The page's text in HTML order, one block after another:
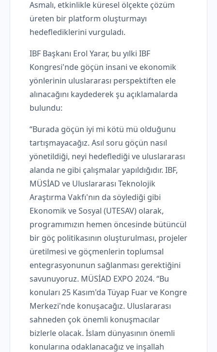
Asmalı, etkinlikle küresel ölçekte çözüm
üreten bir platform oluşturmayı
hedeflediklerini vurguladı.
IBF Başkanı Erol Yarar, bu yılki IBF
Kongresi'nde göçün insani ve ekonomik
yönlerinin uluslararası perspektiften ele
alınacağını kaydederek şu açıklamalarda
bulundu:
“Burada göçün iyi mi kötü mü olduğunu
tartışmayacağız. Asıl soru göçün nasıl
yönetildiği, neyi hedeflediği ve uluslararası
alanda ne gibi çalışmalar yapıldığıdır. IBF,
MÜSİAD ve Uluslararası Teknolojik
Araştırma Vakfı'nın da söylediği gibi
Ekonomik ve Sosyal (UTESAV) olarak,
programımızın hemen öncesinde bütüncül
bir göç politikasının oluşturulması, projeler
üretilmesi ve göçmenlerin toplumsal
entegrasyonunun sağlanması gerektiğini
savunuyoruz. MÜSİAD EXPO 2024. “Bu
konuları 25 Kasım'da Tüyap Fuar ve Kongre
Merkezi'nde konuşacağız. Uluslararası
sahneden çok önemli konuşmacılar
bizlerle olacak. İslam dünyasının önemli
konularına odaklanacağız ve inşallah